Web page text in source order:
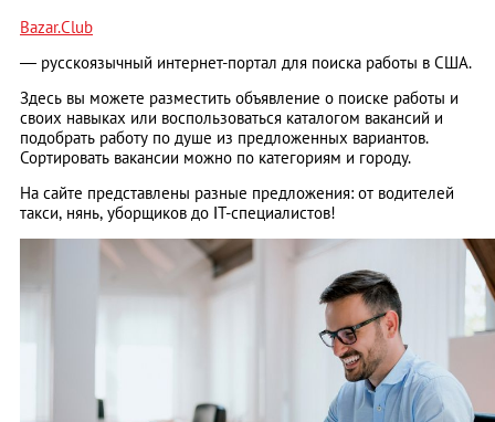
Bazar.Club
— русскоязычный интернет-портал для поиска работы в США.
Здесь вы можете разместить объявление о поиске работы и
своих навыках или воспользоваться каталогом вакансий и
подобрать работу по душе из предложенных вариантов.
Сортировать вакансии можно по категориям и городу.
На сайте представлены разные предложения: от водителей
такси, нянь, уборщиков до ІТ-специалистов!